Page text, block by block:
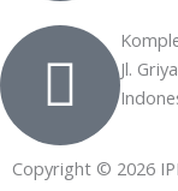
Jl.
Copyright © 2026